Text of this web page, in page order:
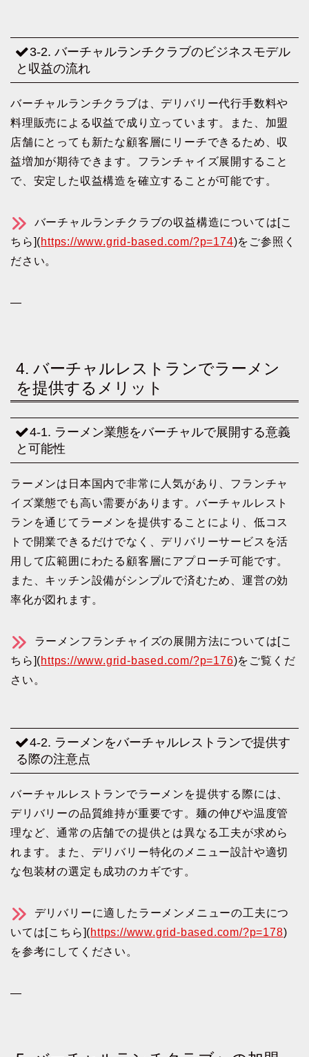
3-2. バーチャルランチクラブのビジネスモデル
と収益の流れ
バーチャルランチクラブは、デリバリー代行手数料や
料理販売による収益で成り立っています。また、加盟
店舗にとっても新たな顧客層にリーチできるため、収
益増加が期待できます。フランチャイズ展開すること
で、安定した収益構造を確立することが可能です。
バーチャルランチクラブの収益構造については[こ
ちら](https://www.grid-based.com/?p=174)をご参照く
ださい。
—
4. バーチャルレストランでラーメン
を提供するメリット
4-1. ラーメン業態をバーチャルで展開する意義
と可能性
ラーメンは日本国内で非常に人気があり、フランチャ
イズ業態でも高い需要があります。バーチャルレスト
ランを通じてラーメンを提供することにより、低コス
トで開業できるだけでなく、デリバリーサービスを活
用して広範囲にわたる顧客層にアプローチ可能です。
また、キッチン設備がシンプルで済むため、運営の効
率化が図れます。
ラーメンフランチャイズの展開方法については[こ
ちら](https://www.grid-based.com/?p=176)をご覧くだ
さい。
4-2. ラーメンをバーチャルレストランで提供す
る際の注意点
バーチャルレストランでラーメンを提供する際には、
デリバリーの品質維持が重要です。麺の伸びや温度管
理など、通常の店舗での提供とは異なる工夫が求めら
れます。また、デリバリー特化のメニュー設計や適切
な包装材の選定も成功のカギです。
デリバリーに適したラーメンメニューの工夫につ
いては[こちら](https://www.grid-based.com/?p=178)
を参考にしてください。
—